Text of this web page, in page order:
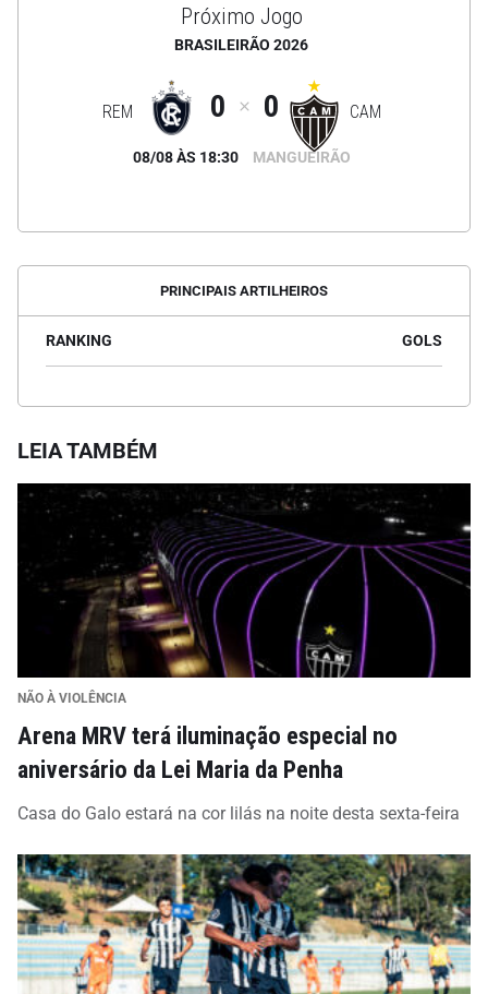
LEIA TAMBÉM
NÃO À VIOLÊNCIA
Arena MRV terá iluminação especial no
aniversário da Lei Maria da Penha
Casa do Galo estará na cor lilás na noite desta sexta-feira
Próximo Jogo
BRASILEIRÃO 2026
REM 0 0 CAM
08/08 ÀS 18:30 MANGUEIRÃO
PRINCIPAIS ARTILHEIROS
RANKING GOLS